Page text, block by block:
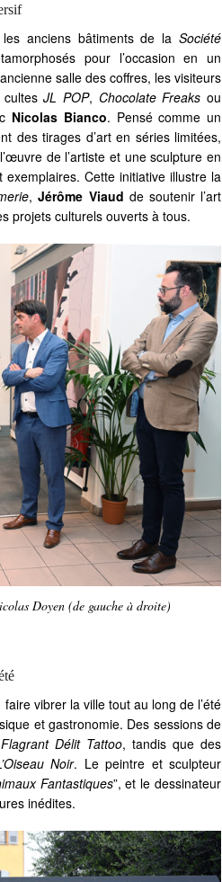
anciens bâtiments de la Société
pour l’occasion en un
salle des coffres, les visiteurs
cultesJL POP, Chocolate Freaks ou
Nicolas Bianco. Pensé comme un
des tirages d’art en séries limitées,
de l’artiste et une sculpture en
Cette initiative illustre la
,Jérôme Viaud de soutenir l’art
projets culturels ouverts à tous.
Doyen (de gauche à droite)
faire vibrer la ville tout au long de l’été
et gastronomie. Des sessions de
Flagrant Délit Tattoo, tandis que des
Noir. Le peintre et sculpteur
Fantastiques”, et le dessinateur
inédites.